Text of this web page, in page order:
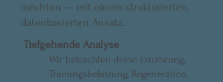
möchten — mit einem strukturierten,
datenbasierten Ansatz.
Tiefgehende Analyse
Wir betrachten deine Ernährung,
Trainingsbelastung, Regeneration,